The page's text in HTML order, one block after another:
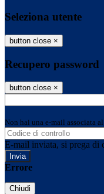
Seleziona utente
button close ×
Recupero password
button close ×
Non hai una e-mail associata
E-mail inviata, si prega di
Errore
Chiudi